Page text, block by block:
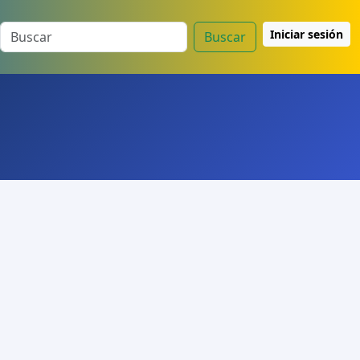
Buscar Iniciar sesión